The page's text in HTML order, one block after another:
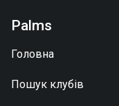
Palms
Головна
Пошук клубів